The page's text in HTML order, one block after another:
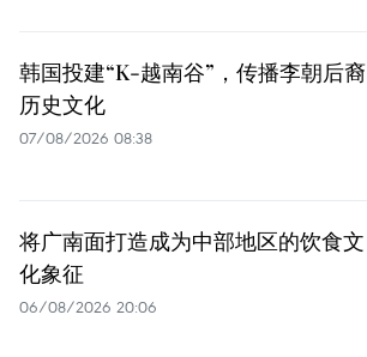
韩国投建“K-越南谷”，传播李朝后裔
历史文化
07/08/2026 08:38
将广南面打造成为中部地区的饮食文
化象征
06/08/2026 20:06